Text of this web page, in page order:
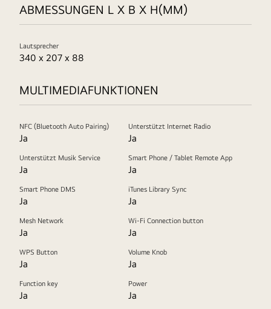
ABMESSUNGEN L X B X H(MM)
Lautsprecher
340 x 207 x 88
MULTIMEDIAFUNKTIONEN
NFC (Bluetooth Auto Pairing)
Ja
Unterstützt Internet Radio
Ja
Unterstützt Musik Service
Ja
Smart Phone / Tablet Remote App
Ja
Smart Phone DMS
Ja
iTunes Library Sync
Ja
Mesh Network
Ja
Wi-Fi Connection button
Ja
WPS Button
Ja
Volume Knob
Ja
Function key
Ja
Power
Ja